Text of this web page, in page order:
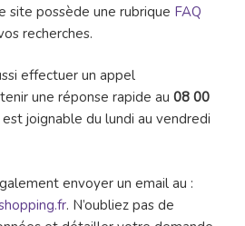
site possède une rubrique FAQ
recherches.
effectuer un appel
une réponse rapide au 08 00
est joignable du lundi au vendredi
envoyer un email au :
. N’oubliez pas de